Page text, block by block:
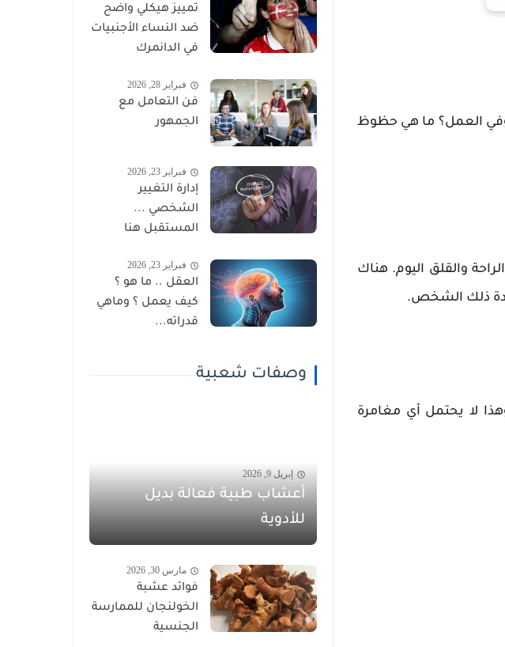
وفي العمل؟ ما هي حظوظ
والقلق اليوم. هناك
ذلك الشخص.
لا يحتمل أي مغامرة
تمييز هيكلي واضح
ضد النساء الأجنبيات
في الدانمرك
فبراير 28, 2026
فن التعامل مع
الجمهور
فبراير 23, 2026
إدارة التغيير
الشخصي ...
المستقبل هنا
فبراير 23, 2026
العقل .. ما هو ؟
كيف يعمل ؟ وماهي
قدراته...
وصفات شعبية
إبريل 9, 2026
أعشاب طبية فعالة بديل
للأدوية
مارس 30, 2026
فوائد عشبة
الخولنجان للممارسة
الجنسية